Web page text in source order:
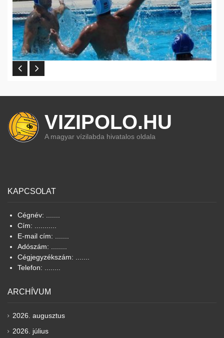
VIZIPOLO.HU
A magyar vízilabda hivatalos oldala
KAPCSOLAT
Cégnév: .......
Cím: ...........
E-mail cím: .......
Adószám: ........
Cégjegyzékszám: .......
Telefon: ........
ARCHÍVUM
2026. augusztus
2026. július